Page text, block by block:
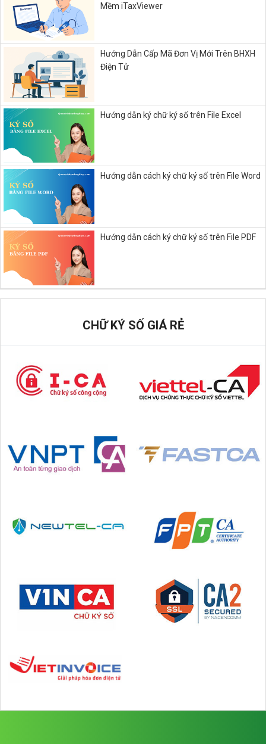
Mềm iTaxViewer
Hướng Dẫn Cấp Mã Đơn Vị Mới Trên BHXH
Điện Tử
Hướng dẫn ký chữ ký số trên File Excel
Hướng dẫn cách ký chữ ký số trên File Word
Hướng dẫn cách ký chữ ký số trên File PDF
CHỮ KÝ SỐ GIÁ RẺ